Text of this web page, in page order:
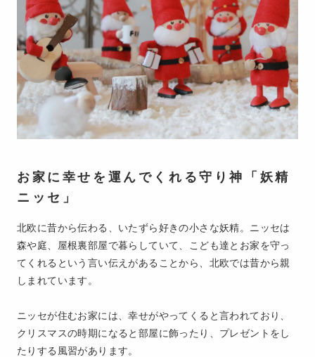
お家に幸せを運んでくれる守り神「妖精
ニッセ」
北欧に昔から伝わる、いたずら好きの小さな妖精。ニッセは
森や庭、屋根裏部屋で暮らしていて、こども達とお家を守っ
てくれるという言い伝えがあることから、北欧では昔から親
しまれています。
ニッセが住むお家には、幸せがやってくると言われており、
クリスマスの時期になると部屋に飾ったり、プレゼントをし
たりする風習があります。